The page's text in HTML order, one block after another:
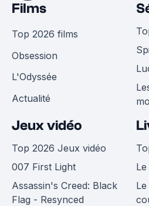
Films
Top 2026 films
Obsession
L'Odyssée
Actualité
Jeux vidéo
Top 2026 Jeux vidéo
007 First Light
Assassin's Creed: Black
Flag - Resynced